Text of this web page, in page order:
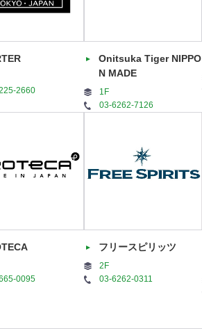
2660
Onitsuka Tiger NIPPO
N MADE
1F
03-6262-7126
0095
フリースピリッツ
2F
03-6262-0311